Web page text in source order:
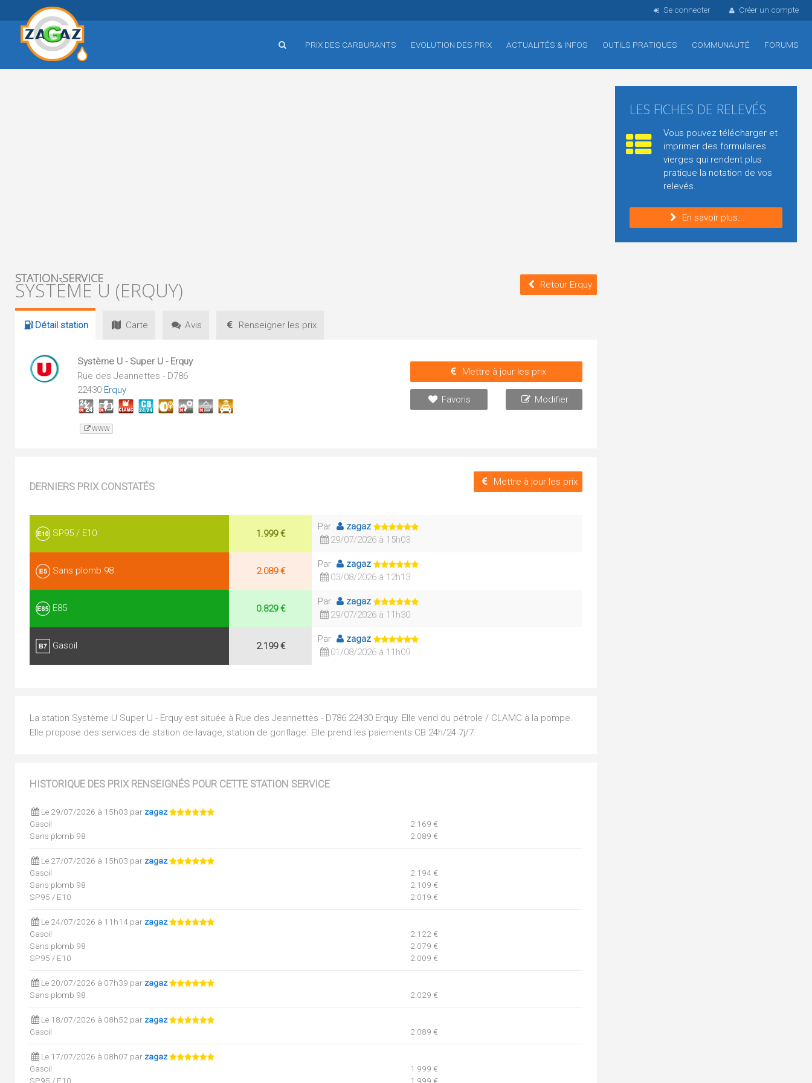
Se connecter Créer un compte
PRIX DES CARBURANTS EVOLUTION DES PRIX ACTUALITÉS & INFOS OUTILS PRATIQUES COMMUNAUTÉ FORUMS
STATION-SERVICE
SYSTÈME U (ERQUY) Retour Erquy
Détail station Carte Avis Renseigner les prix
Système U - Super U - Erquy
Rue des Jeannettes - D786
22430 Erquy
WWW
Mettre à jour les prix
Favoris Modifier
DERNIERS PRIX CONSTATÉS Mettre à jour les prix
SP95 / E10 1.999 €
Par
zagaz
29/07/2026 à 15h03
Sans plomb 98 2.089 €
Par
zagaz
03/08/2026 à 12h13
E85 0.829 €
Par
zagaz
29/07/2026 à 11h30
Gasoil 2.199 €
Par
zagaz
01/08/2026 à 11h09
La station Système U Super U - Erquy est située à Rue des Jeannettes - D786 22430 Erquy. Elle vend du pétrole / CLAMC à la pompe.
Elle propose des services de station de lavage, station de gonflage. Elle prend les paiements CB 24h/24 7j/7.
HISTORIQUE DES PRIX RENSEIGNÉS POUR CETTE STATION SERVICE
Le 29/07/2026 à 15h03 par zagaz
Gasoil
2.169 €
Sans plomb 98
2.089 €
Le 27/07/2026 à 15h03 par zagaz
Gasoil
2.194 €
Sans plomb 98
2.109 €
SP95 / E10
2.019 €
Le 24/07/2026 à 11h14 par zagaz
Gasoil
2.122 €
Sans plomb 98
2.079 €
SP95 / E10
2.009 €
Le 20/07/2026 à 07h39 par zagaz
Sans plomb 98
2.029 €
Le 18/07/2026 à 08h52 par zagaz
Gasoil
2.089 €
Le 17/07/2026 à 08h07 par zagaz
Gasoil
1.999 €
SP95 / E10
1.999 €
LES FICHES DE RELEVÉS
Vous pouvez télécharger et
imprimer des formulaires
vierges qui rendent plus
pratique la notation de vos
relevés.
En savoir plus...